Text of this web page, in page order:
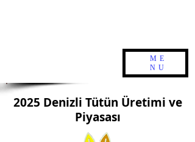
ME
NU
2025 Denizli Tütün Üretimi ve
Piyasası